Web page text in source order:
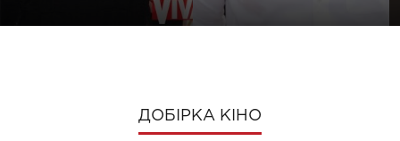
ДОБІРКА КІНО